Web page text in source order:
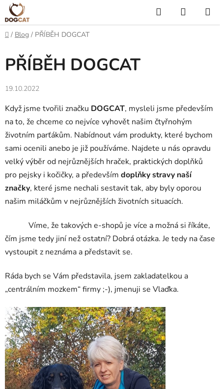
Přejít
na
obsah
Hledat
KOŠÍK
Domů
/ Blog / PŘÍBĚH DOGCAT
PŘÍBĚH DOGCAT
19.10.2022
Když jsme tvořili značku DOGCAT, mysleli jsme především
na to, že chceme co nejvíce vyhovět našim čtyřnohým
životním parťákům. Nabídnout vám produkty, které bychom
sami ocenili anebo je již používáme. Najdete u nás opravdu
velký výběr od nejrůznějších hraček, praktických doplňků
pro pejsky i kočičky, a především doplňky stravy naší
značky, které jsme nechali sestavit tak, aby byly oporou
našim miláčkům v nejrůznějších životních situacích.
Víme, že takových e-shopů je více a možná si říkáte,
čím jsme tedy jiní než ostatní? Dobrá otázka. Je tedy na čase
vystoupit z neznáma a představit se.
Ráda bych se Vám představila, jsem zakladatelkou a
„centrálním mozkem“ firmy ;-), jmenuji se Vlaďka.